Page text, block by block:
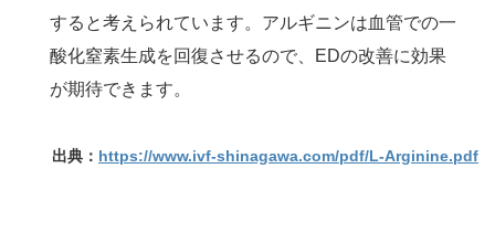
すると考えられています。アルギニンは血管での一
酸化窒素生成を回復させるので、EDの改善に効果
が期待できます。
出典： https://www.ivf-shinagawa.com/pdf/L-Arginine.pdf